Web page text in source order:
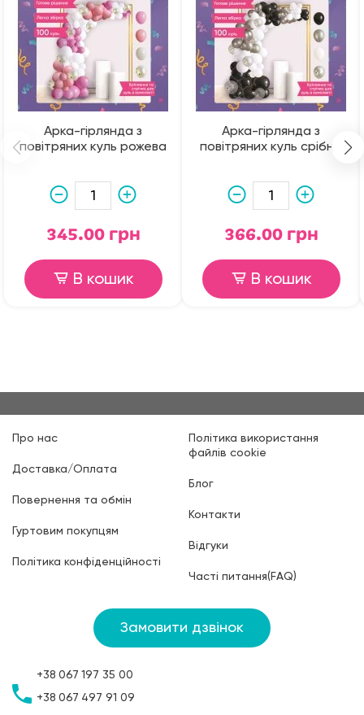
Арка-гірлянда з
повітряних куль рожева
345.00 грн
В кошик
Арка-гірлянда з
повітряних куль срібна
366.00 грн
В кошик
Про нас
Доставка/Оплата
Повернення та обмін
Гуртовим покупцям
Політика конфіденційності
Політика використання
файлів cookie
Блог
Контакти
Відгуки
Часті питання(FAQ)
Замовити дзвінок
+38 067 197 35 00
+38 067 497 91 09